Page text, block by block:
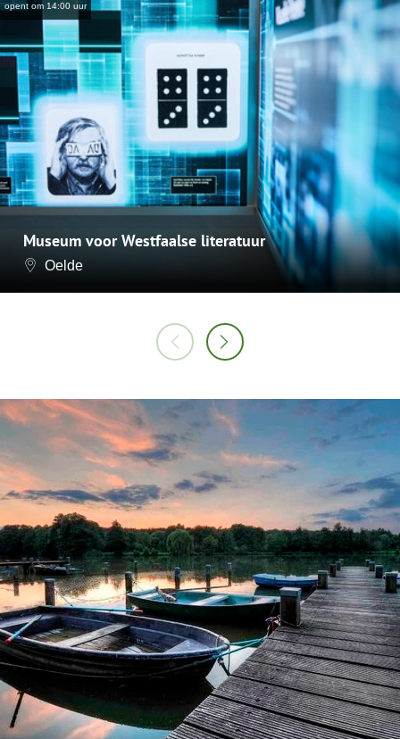
opent om 14:00 uur
Museum voor Westfaalse literatuur
Oelde